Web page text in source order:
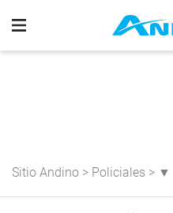
Sitio Andino > Policiales > ▼